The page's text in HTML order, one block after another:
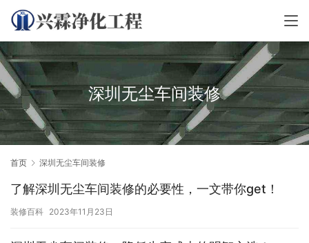
深圳无尘车间装修
首页 深圳无尘车间装修
了解深圳无尘车间装修的必要性，一文带你get！
装修百科 2023年11月23日